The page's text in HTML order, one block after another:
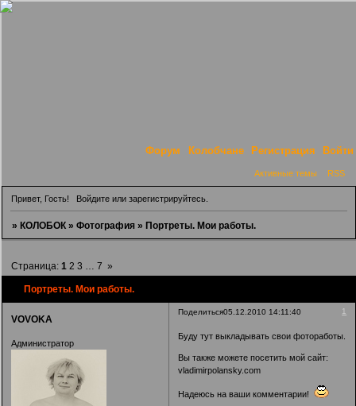
Форум Колобчане Регистрация Войти
Активные темы RSS
Привет, Гость! Войдитеили зарегистрируйтесь.
»КОЛОБОК »Фотография »Портреты. Мои работы.
Портреты. Мои работы.
Страница:1 2 3 … 7 »
Поделиться 1
05.12.2010 14:11:40
VOVOKA
Администратор
Буду тут выкладывать свои фотоработы.
Вы также можете посетить мой сайт:
vladimirpolansky.com
Надеюсь на ваши комментарии!